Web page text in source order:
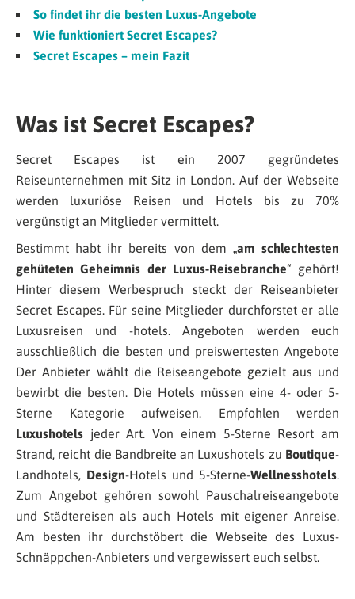
So findet ihr die besten Luxus-Angebote
Wie funktioniert Secret Escapes?
Secret Escapes – mein Fazit
Was ist Secret Escapes?
Secret Escapes ist ein 2007 gegründetes
Reiseunternehmen mit Sitz in London. Auf der Webseite
werden luxuriöse Reisen und Hotels bis zu 70%
vergünstigt an Mitglieder vermittelt.
Bestimmt habt ihr bereits von dem „am schlechtesten
gehüteten Geheimnis der Luxus-Reisebranche“ gehört!
Hinter diesem Werbespruch steckt der Reiseanbieter
Secret Escapes. Für seine Mitglieder durchforstet er alle
Luxusreisen und -hotels. Angeboten werden euch
ausschließlich die besten und preiswertesten Angebote
Der Anbieter wählt die Reiseangebote gezielt aus und
bewirbt die besten. Die Hotels müssen eine 4- oder 5-
Sterne Kategorie aufweisen. Empfohlen werden
Luxushotels jeder Art. Von einem 5-Sterne Resort am
Strand, reicht die Bandbreite an Luxushotels zu Boutique-
Landhotels, Design-Hotels und 5-Sterne-Wellnesshotels.
Zum Angebot gehören sowohl Pauschalreiseangebote
und Städtereisen als auch Hotels mit eigener Anreise.
Am besten ihr durchstöbert die Webseite des Luxus-
Schnäppchen-Anbieters und vergewissert euch selbst.